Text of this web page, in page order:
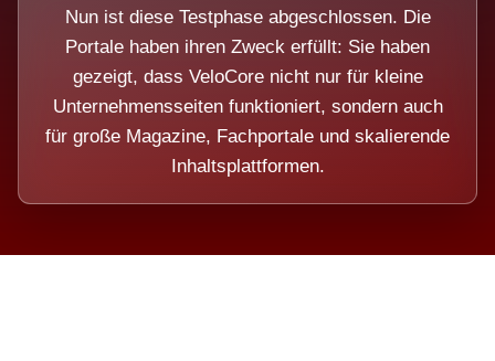
Nun ist diese Testphase abgeschlossen. Die
Portale haben ihren Zweck erfüllt: Sie haben
gezeigt, dass VeloCore nicht nur für kleine
Unternehmensseiten funktioniert, sondern auch
für große Magazine, Fachportale und skalierende
Inhaltsplattformen.